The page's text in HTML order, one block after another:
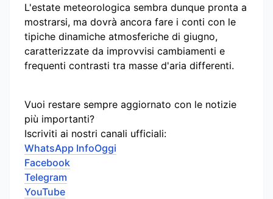
L'estate meteorologica sembra dunque pronta a
mostrarsi, ma dovrà ancora fare i conti con le
tipiche dinamiche atmosferiche di giugno,
caratterizzate da improvvisi cambiamenti e
frequenti contrasti tra masse d'aria differenti.
Vuoi restare sempre aggiornato con le notizie
più importanti?
Iscriviti ai nostri canali ufficiali:
WhatsApp InfoOggi
Facebook
Telegram
YouTube